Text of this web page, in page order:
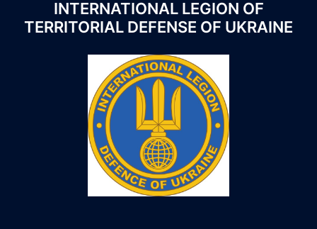
INTERNATIONAL LEGION OF
TERRITORIAL DEFENSE OF UKRAINE